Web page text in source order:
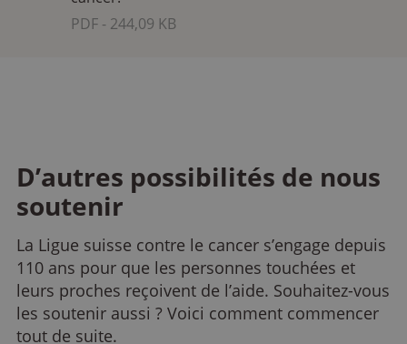
PDF - 244,09 KB
D’autres possibilités de nous
soutenir
La Ligue suisse contre le cancer s’engage depuis
110 ans pour que les personnes touchées et
leurs proches reçoivent de l’aide. Souhaitez-vous
les soutenir aussi ? Voici comment commencer
tout de suite.